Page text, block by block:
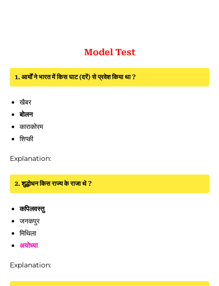
Model Test
1. आर्यों ने भारत में किस घाट (दरें) से प्रवेश किया था ?
खैबर
बोलन
काराकोरम
शिप्की
Explanation:
2. शुद्धोधन किस राज्य के राजा थे ?
कपिलवस्तु
जनकपुर
मिथिला
अयोध्या
Explanation: